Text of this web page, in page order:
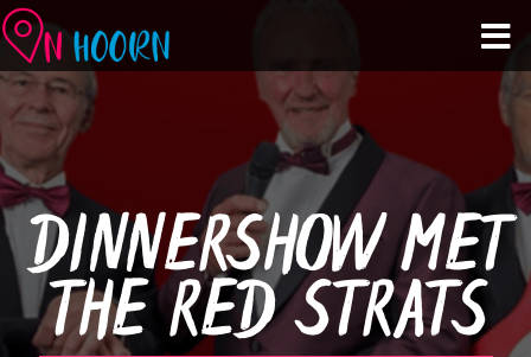
Agenda
Zien & Doen
Winkelen & Horeca
Over Hoorn
DINNERSHOW MET
THE RED STRATS